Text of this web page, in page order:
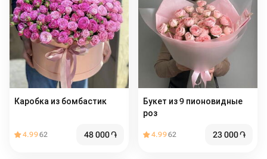
Каробка из бомбастик
4.9962 48 000֏
Букет из 9 пионовидные
роз
4.9962 23 000֏